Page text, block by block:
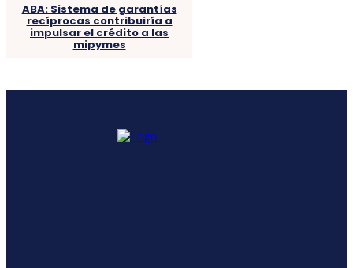
ABA: Sistema de garantías
recíprocas contribuiría a
impulsar el crédito a las
mipymes